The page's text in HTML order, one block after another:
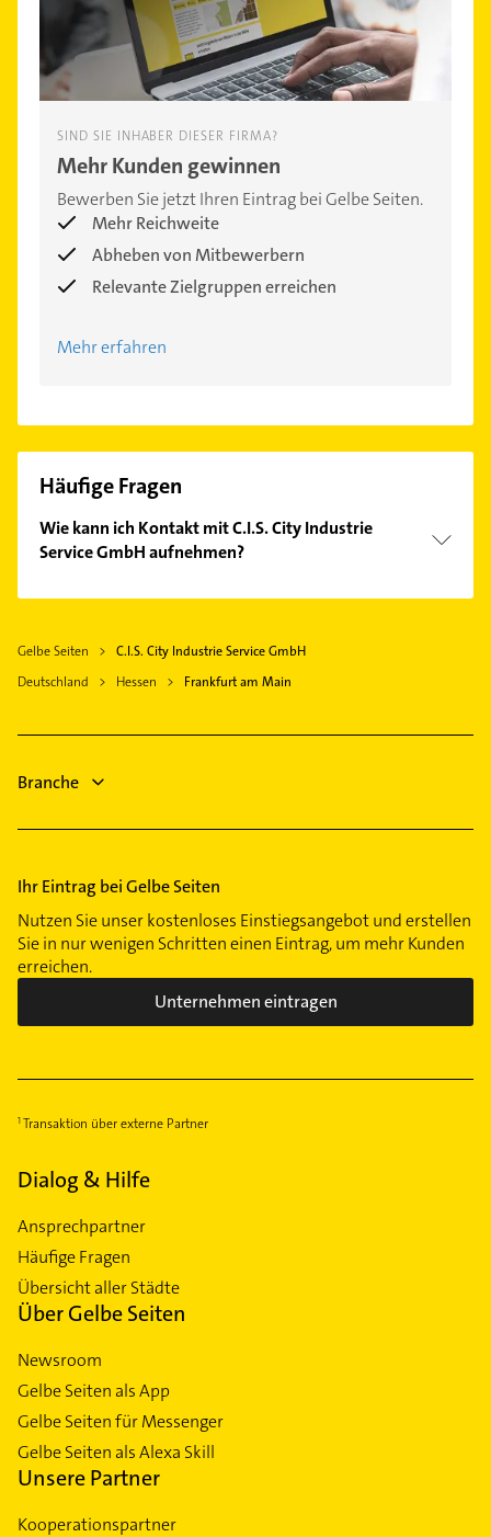
SIND SIE INHABER DIESER FIRMA?
Mehr Kunden gewinnen
Bewerben Sie jetzt Ihren Eintrag bei Gelbe Seiten.
Mehr Reichweite
Abheben von Mitbewerbern
Relevante Zielgruppen erreichen
Mehr erfahren
Häufige Fragen
Wie kann ich Kontakt mit C.I.S. City Industrie
Service GmbH aufnehmen?
unserem Kontaktdaten-Bereich auswählen. Hier
finden Sie alleKontaktdaten.
Gelbe Seiten
C.I.S. City Industrie Service GmbH
Deutschland
Hessen Frankfurt am Main
Branche
Ihr Eintrag bei Gelbe Seiten
Nutzen Sie unser kostenloses Einstiegsangebot und erstellen
Sie in nur wenigen Schritten einen Eintrag, um mehr Kunden
erreichen.
Unternehmen eintragen
Transaktion über externe Partner
Dialog & Hilfe
Ansprechpartner
Häufige Fragen
Übersicht aller Städte
Über Gelbe Seiten
Newsroom
Gelbe Seiten als App
Gelbe Seiten für Messenger
Gelbe Seiten als Alexa Skill
Unsere Partner
Kooperationspartner